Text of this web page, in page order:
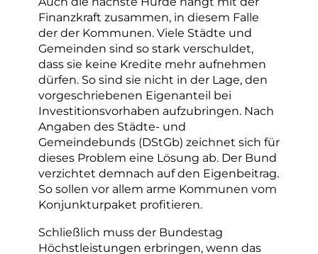
Finanzkraft zusammen, in diesem Falle
der der Kommunen. Viele Städte und
Gemeinden sind so stark verschuldet,
dass sie keine Kredite mehr aufnehmen
dürfen. So sind sie nicht in der Lage, den
vorgeschriebenen Eigenanteil bei
Investitionsvorhaben aufzubringen. Nach
Angaben des Städte- und
Gemeindebunds (DStGb) zeichnet sich für
dieses Problem eine Lösung ab. Der Bund
verzichtet demnach auf den Eigenbeitrag.
So sollen vor allem arme Kommunen vom
Konjunkturpaket profitieren.
Schließlich muss der Bundestag
Höchstleistungen erbringen, wenn das